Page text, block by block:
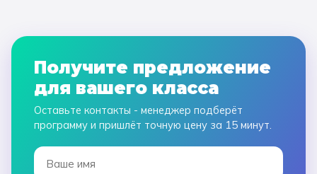
чистые, комфортные, отель и
необычные театрализованные
экскурсии и мастер-классы не
ни взрослых!
которая
наконец-то
облегчением!
прощаемся!
Получите предложение
для вашего класса
Оставьте контакты - менеджер подберёт
программу и пришлёт точную цену за 15 минут.